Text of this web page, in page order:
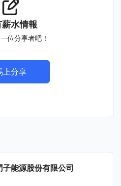
水情報
位分享者吧！
上分享
能源股份有限公司